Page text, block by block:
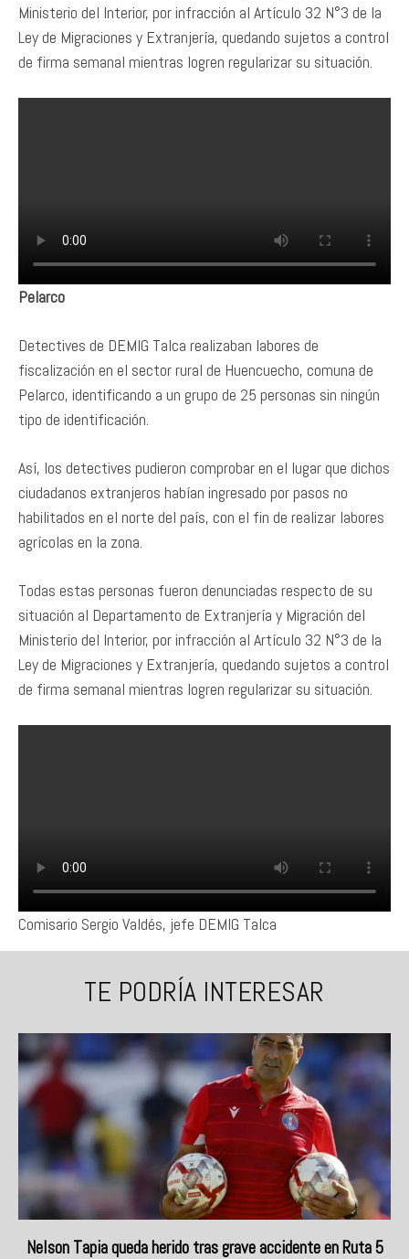
Ministerio del Interior, por infracción al Artículo 32 N°3 de la
Ley de Migraciones y Extranjería, quedando sujetos a control
de firma semanal mientras logren regularizar su situación.
Pelarco
Detectives de DEMIG Talca realizaban labores de
fiscalización en el sector rural de Huencuecho, comuna de
Pelarco, identificando a un grupo de 25 personas sin ningún
tipo de identificación.
Así, los detectives pudieron comprobar en el lugar que dichos
ciudadanos extranjeros habían ingresado por pasos no
habilitados en el norte del país, con el fin de realizar labores
agrícolas en la zona.
Todas estas personas fueron denunciadas respecto de su
situación al Departamento de Extranjería y Migración del
Ministerio del Interior, por infracción al Artículo 32 N°3 de la
Ley de Migraciones y Extranjería, quedando sujetos a control
de firma semanal mientras logren regularizar su situación.
Comisario Sergio Valdés, jefe DEMIG Talca
TE PODRÍA INTERESAR
Nelson Tapia queda herido tras grave accidente en Ruta 5